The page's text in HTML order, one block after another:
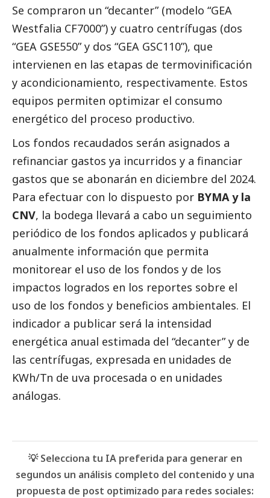
Se compraron un “decanter” (modelo “GEA
Westfalia CF7000”) y cuatro centrífugas (dos
“GEA GSE550” y dos “GEA GSC110”), que
intervienen en las etapas de termovinificación
y acondicionamiento, respectivamente. Estos
equipos permiten optimizar el consumo
energético del proceso productivo.
Los fondos recaudados serán asignados a
refinanciar gastos ya incurridos y a financiar
gastos que se abonarán en diciembre del 2024.
Para efectuar con lo dispuesto por BYMA y la
CNV, la bodega llevará a cabo un seguimiento
periódico de los fondos aplicados y publicará
anualmente información que permita
monitorear el uso de los fondos y de los
impactos logrados en los reportes sobre el
uso de los fondos y beneficios ambientales. El
indicador a publicar será la intensidad
energética anual estimada del “decanter” y de
las centrífugas, expresada en unidades de
KWh/Tn de uva procesada o en unidades
análogas.
💡 Selecciona tu IA preferida para generar en
segundos un análisis completo del contenido y una
propuesta de post optimizado para redes sociales: